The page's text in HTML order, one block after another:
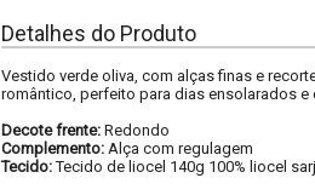
Detalhes do Produto
Vestido verde oliva, com alças finas e
romântico, perfeito para dias ensolarados
Decote frente: Redondo
Complemento: Alça com regulagem
Tecido:Tecido de liocel 140g 100% liocel